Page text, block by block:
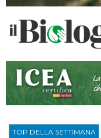
TOP DELLA SETTIMANA